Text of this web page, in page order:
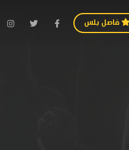
فاصل بلس